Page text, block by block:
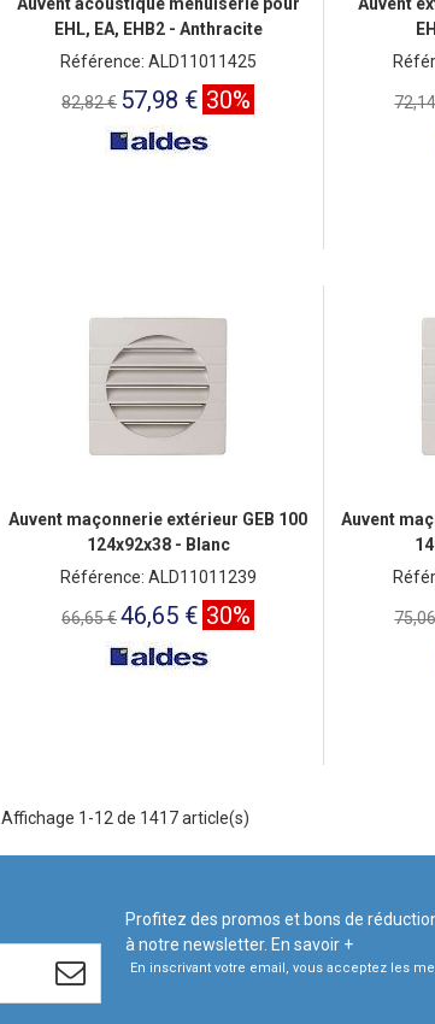
EHL, EA, EHB2 - Anthracite
Référence: ALD11011425
82,82 € 57,98 € 30%
Auvent maçonnerie extérieur GEB 100
124x92x38 - Blanc
Référence: ALD11011239
66,65 €46,65 € 30%
Auvent
Affichage 1-12 de 1417 article(s)
Profitez des promos et bons de
à notre newsletter.En savoir +
En inscrivant votre email, vous acceptez les